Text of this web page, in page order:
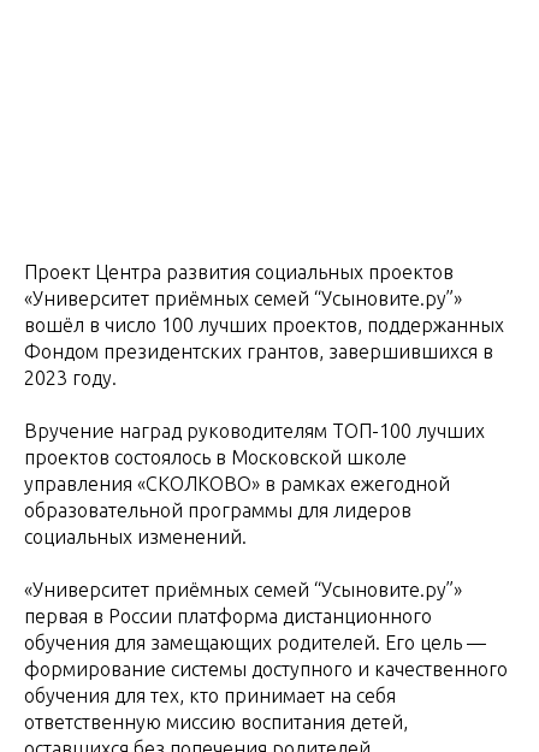
Проект Центра развития социальных проектов
«Университет приёмных семей “Усыновите.ру”»
вошёл в число 100 лучших проектов, поддержанных
Фондом президентских грантов, завершившихся в
2023 году.
Вручение наград руководителям ТОП-100 лучших
проектов состоялось в Московской школе
управления «СКОЛКОВО» в рамках ежегодной
образовательной программы для лидеров
социальных изменений.
«Университет приёмных семей “Усыновите.ру”»
первая в России платформа дистанционного
обучения для замещающих родителей. Его цель —
формирование системы доступного и качественного
обучения для тех, кто принимает на себя
ответственную миссию воспитания детей,